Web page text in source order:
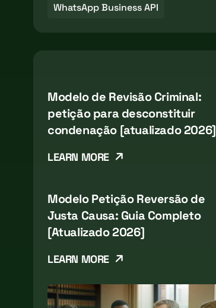
WhatsApp Business API
Modelo de Revisão Criminal:
petição para desconstituir
condenação [atualizado 2026]
LEARN MORE
Modelo Petição Reversão de
Justa Causa: Guia Completo
[Atualizado 2026]
LEARN MORE